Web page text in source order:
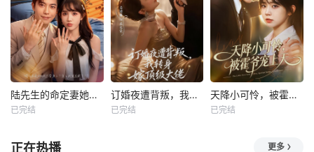
陆先生的命定妻她飒又野
已完结
订婚夜遭背叛，我转身嫁顶级大佬
已完结
天降小可怜，被霍爷宠上天
已完结
正在热播 更多